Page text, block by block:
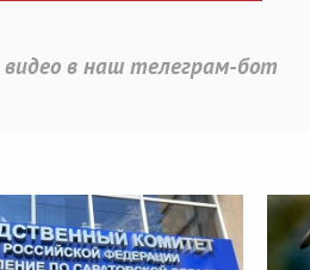
в наш телеграм-бот